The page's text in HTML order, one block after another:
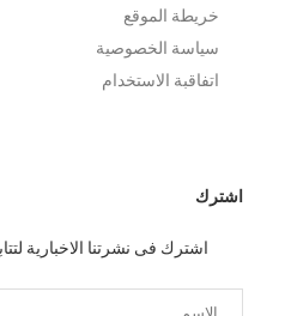
خريطة الموقع
سياسة الخصوصية
اتفاقبة الاستخدام
اشترك
اشترك فى نشرتنا الاخبارية